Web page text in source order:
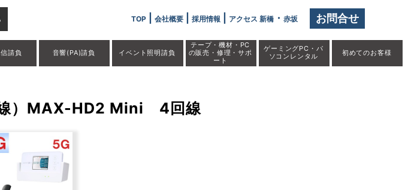
お問合せ
TOP| 会社概要| 採用情報 アクセス 新橋・ 赤坂
請負 音響(PA)請負 イベント照明請負
テープ・機材・PC
の販売・修理・サポ
ート
ゲーミングPC・パ
ソコンレンタル
初めてのお客様
）MAX-HD2 Mini 4回線